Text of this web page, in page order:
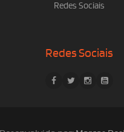
Redes Sociais
Redes Sociais